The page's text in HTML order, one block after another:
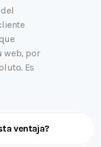
web, por
Es
ventaja?